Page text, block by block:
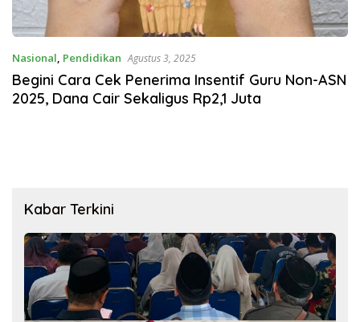
Nasional, Pendidikan Agustus 3, 2025
Begini Cara Cek Penerima Insentif Guru Non-ASN
2025, Dana Cair Sekaligus Rp2,1 Juta
Kabar Terkini